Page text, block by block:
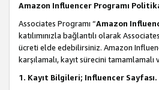
Amazon Influencer Programı
Associates Programı “Amazon
katılımınızla bağlantılı olarak
ücreti elde edebilirsiniz. Amazon
karşılamalı, kayıt sürecini
1. Kayıt Bilgileri; Influencer Sayfası.